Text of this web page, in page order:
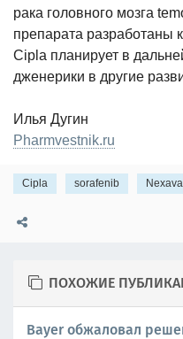
рака головного мозга
препарата разработаны
Cipla планирует в
дженерики в другие
Илья Дугин
Pharmvestnik.ru
Cipla sorafenib
ПОХОЖИЕ
Bayer обжаловал